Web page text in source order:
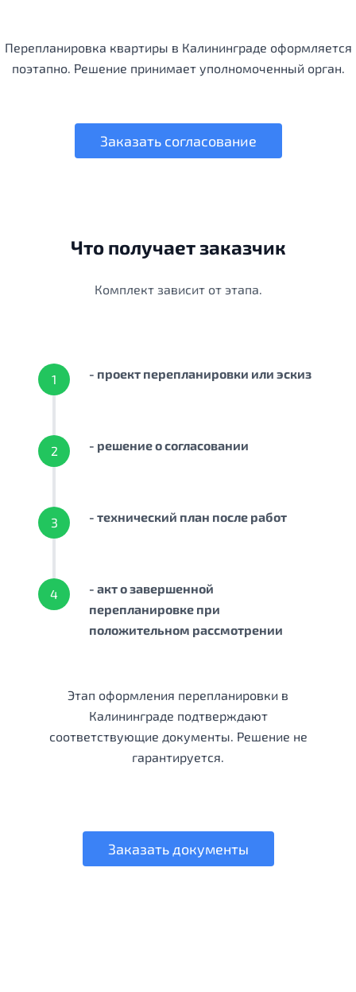
Перепланировка квартиры в Калининграде оформляется
поэтапно. Решение принимает уполномоченный орган.
Заказать согласование
Что получает заказчик
Комплект зависит от этапа.
1 - проект перепланировки или эскиз
2 - решение о согласовании
3 - технический план после работ
4
- акт о завершенной
перепланировке при
положительном рассмотрении
Этап оформления перепланировки в
Калининграде подтверждают
соответствующие документы. Решение не
гарантируется.
Заказать документы